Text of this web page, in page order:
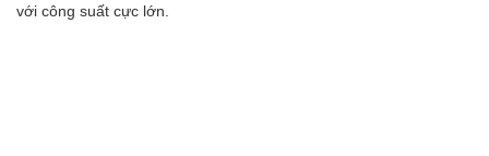
với công suất cực lớn.